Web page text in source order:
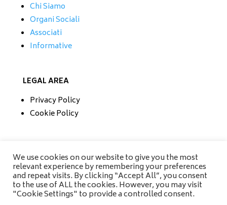
Chi Siamo
Organi Sociali
Associati
Informative
LEGAL AREA
Privacy Policy
Cookie Policy
Tel/Fax 0733 230279
Mobile 335 6670118
info@amisrifiuti.it
We use cookies on our website to give you the most
relevant experience by remembering your preferences
and repeat visits. By clicking “Accept All”, you consent
to the use of ALL the cookies. However, you may visit
"Cookie Settings" to provide a controlled consent.